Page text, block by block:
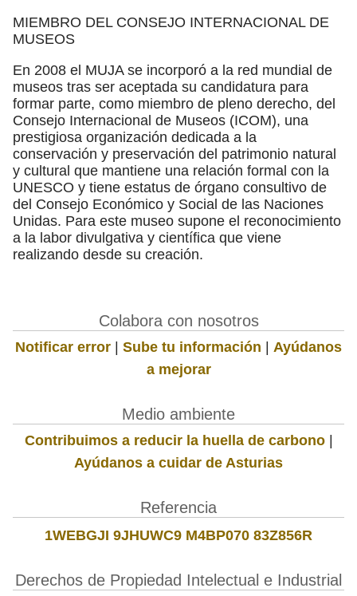
MIEMBRO DEL CONSEJO INTERNACIONAL DE
MUSEOS
En 2008 el MUJA se incorporó a la red mundial de
museos tras ser aceptada su candidatura para
formar parte, como miembro de pleno derecho, del
Consejo Internacional de Museos (ICOM), una
prestigiosa organización dedicada a la
conservación y preservación del patrimonio natural
y cultural que mantiene una relación formal con la
UNESCO y tiene estatus de órgano consultivo de
del Consejo Económico y Social de las Naciones
Unidas. Para este museo supone el reconocimiento
a la labor divulgativa y científica que viene
realizando desde su creación.
Colabora con nosotros
Notificar error | Sube tu información | Ayúdanos
a mejorar
Medio ambiente
Contribuimos a reducir la huella de carbono|
Ayúdanos a cuidar de Asturias
Referencia
1WEBGJI 9JHUWC9 M4BP070 83Z856R
Derechos de Propiedad Intelectual e Industrial